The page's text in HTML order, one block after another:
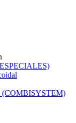
(COMBISYSTEM)